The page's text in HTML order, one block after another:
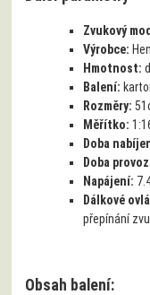
Zvukový
Výrobce:
Hmotnost:
Balení:
Rozměry:
Měřítko:
Doba
Doba
Napájení:
Dálkové
přepínání
Obsah balení: